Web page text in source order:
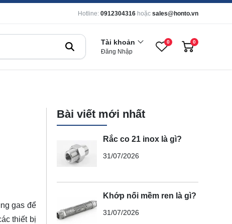
Hotline: 0912304316 hoặc sales@honto.vn
Tài khoản
Đăng Nhập
0 0
gas để
thiết bị
Bài viết mới nhất
Rắc co 21 inox là gì?
31/07/2026
Khớp nối mềm ren là gì?
31/07/2026